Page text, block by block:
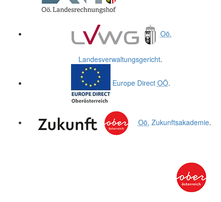
Oö.
Landesverwaltungsgericht.
Europe Direct OÖ.
Oö. Zukunftsakademie.